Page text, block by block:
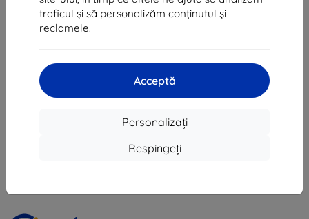
traficul și să personalizăm conținutul și
reclamele.
Acceptă
Personalizați
Respingeți
99 lei
89 lei În stoc > 5 buc